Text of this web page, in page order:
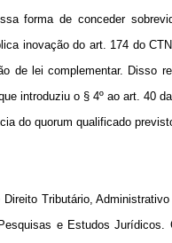
forma de conceder
inovação do art. 174 do
de lei complementar. Disso
introduziu o § 4º ao art. 40
do quorum qualificado
Tributário,
e Estudos Jurídicos.